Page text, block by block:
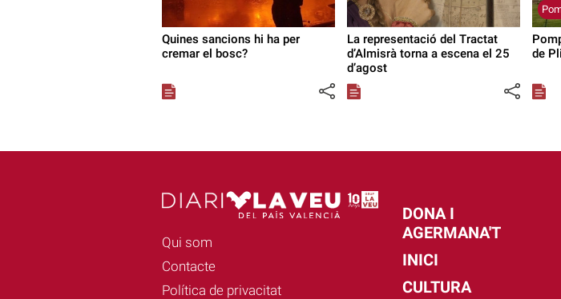
Quines sancions hi ha per
cremar el bosc?
La representació del Tractat
d’Almisrà torna a escena el 25
d’agost
de
Qui som
Contacte
Política de privacitat
DONA I
AGERMANA'T
INICI
CULTURA